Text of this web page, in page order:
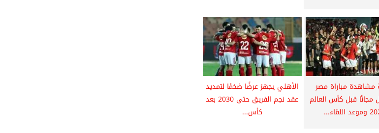
مشاهدة مباراة مصر
مجانًا قبل كأس العالم
اللقاء...
الأهلي يجهز عرضًا ضخمًا لتمديد
عقد نجم الفريق حتى 2030 بعد
كأس...